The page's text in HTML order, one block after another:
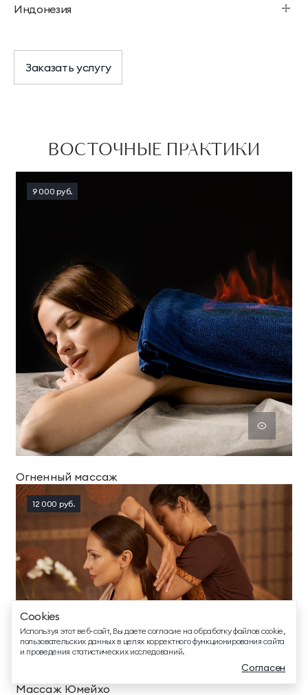
ТЕЛЕФОН ДЛЯ СВЯЗИ
88005505271
ДОПОЛНИТЕЛЬНЫЙ ТЕЛЕФОН ДЛЯ СВЯЗИ
+74991107964
СВЯЗАТЬСЯ В МЕССЕНДЖЕРЕ
EMAIL ДЛЯ ВОПРОСОВ И ПОЖЕЛАНИЙ
info@mriyaresort.com
Индонезия
Заказать услугу
ВОСТОЧНЫЕ ПРАКТИКИ
9 000 руб.
Огненный массаж
12 000 руб.
Массаж Юмейхо
Cookies
Используя этот веб-сайт, Вы даете согласие на обработку файлов cookie,
пользовательских данных в целях корректного функционирования сайта
и проведения статистических исследований.
Согласен